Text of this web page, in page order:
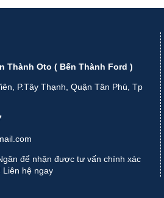
Thành Oto ( Bến Thành Ford )
P.Tây Thạnh, Quận Tân Phú, Tp
để nhận được tư vấn chính xác
Liên hệ ngay